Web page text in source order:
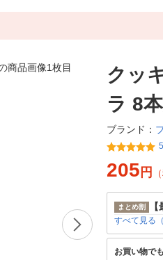
クッ
ラ 8
ブランド：
205 円
まとめ割
すべて見る
お買い物で